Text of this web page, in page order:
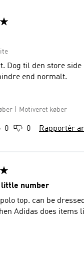
Dog til den store side
end normalt.
Motiveret køber
0 0 Rapportér
number
top. can be
Adidas does items